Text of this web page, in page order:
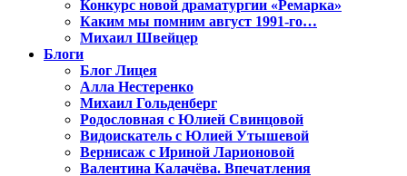
Конкурс новой драматургии «Ремарка»
Каким мы помним август 1991-го…
Михаил Швейцер
Блоги
Блог Лицея
Алла Нестеренко
Михаил Гольденберг
Родословная с Юлией Свинцовой
Видоискатель с Юлией Утышевой
Вернисаж с Ириной Ларионовой
Валентина Калачёва. Впечатления